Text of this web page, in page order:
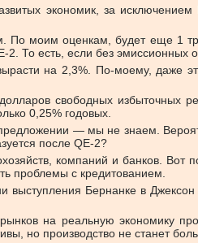
экономик, за
По моим оценкам, будет еще 1
То есть, если без эмиссионных
на 2,3%. По-моему, даже
свободных избыточных
0,25% годовых.
— мы не знаем.
после QE-2?
компаний и банков.
проблемы с кредитованием.
Бернанке в
на реальную экономику
но производство не станет